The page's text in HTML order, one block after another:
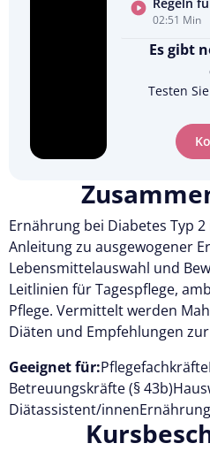
02:51 Min
Es gibt
Testen
Ernährung bei Diabetes Typ
Anleitung zu ausgewogener
Lebensmittelauswahl und
Leitlinien für Tagespflege,
Pflege. Vermittelt werden
Diäten und Empfehlungen
Geeignet für:Pflegefachkräfte
Betreuungskräfte (§ 43b)
Diätassistent/innen